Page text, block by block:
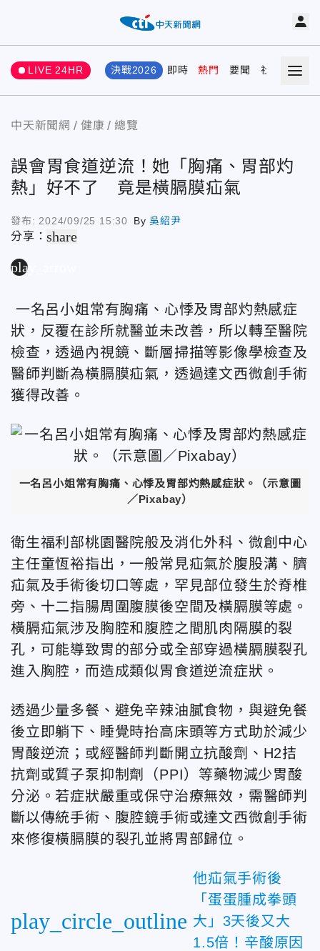
LIVE 24HR 決戰2026 即時 熱門 要聞 社會 娛樂
中天新聞網 健康 總覽
誤會胃食道逆流！她「胸痛、胃部灼
熱」好不了 竟是橫膈膜疝氣
發布: 2024/09/25 15:30 By吳紹尹
分享：share
play_arrow
一名呂小姐常有胸痛、心悸及胃部灼熱感症
狀，反覆在診所就醫並未改善，所以轉至醫院
檢查，透過內視鏡、斷層掃描等影像學檢查及
醫師判斷為橫膈膜疝氣，透過達文西微創手術
獲得改善。
一名呂小姐常有胸痛、心悸及胃部灼熱感症狀。（示意圖
／Pixabay）
衛生福利部桃園醫院般及消化外科、微創中心
主任童恆裕指出，一般常見疝氣於腹股溝、臍
疝氣及手術後切口等處，罕見部位發生於脊椎
旁、十二指腸周圍腹膜後空間及橫膈膜等處。
橫膈疝氣涉及胸腔和腹腔之間肌肉隔膜的裂
孔，可能導致胃的部分或全部穿過橫膈膜裂孔
進入胸腔，而造成類似胃食道逆流症狀。
透過少量多餐、避免辛辣油膩食物，與避免餐
後立即躺下、睡覺時抬高床頭等方式助於減少
胃酸逆流；或經醫師判斷開立抗酸劑、H2拮
抗劑或質子泵抑制劑（PPI）等藥物減少胃酸
分泌。若症狀嚴重或保守治療無效，需醫師判
斷以傳統手術、腹腔鏡手術或達文西微創手術
來修復橫膈膜的裂孔並將胃部歸位。
play_circle_outline
他疝氣手術後
「蛋蛋腫成拳頭
大」3天後又大
1.5倍！辛酸原因